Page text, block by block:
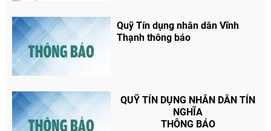
Quỹ Tín dụng nhân dân Vĩnh
Thạnh thông báo
QUỸ TÍN DỤNG NHÂN DÂN TÍN
NGHĨA
THÔNG BÁO